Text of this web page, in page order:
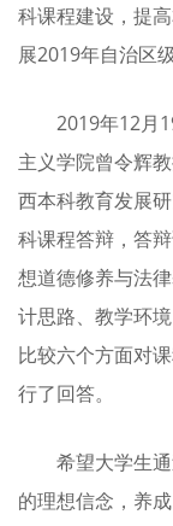
科课程建设，提
展2019年自治区
2019年12月19
主义学院曾令辉
西本科教育发展
科课程答辩，答
想道德修养与法
计思路、教学环
比较六个方面对
行了回答。
希望大学生通
的理想信念，养